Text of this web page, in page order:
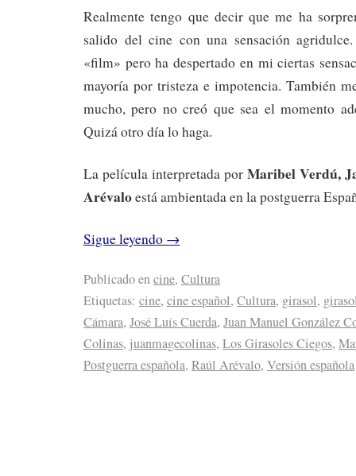
Realmente tengo que decir que me ha
salido del cine con una sensación
«film» pero ha despertado en mi ciertas
mayoría por tristeza e impotencia. También
mucho, pero no creó que sea el momento
Quizá otro día lo haga.
La película interpretada porMaribel Verdú,
Arévaloestá ambientada en la postguerra
Sigue leyendo →
Publicado encine, Cultura
Etiquetas: cine, cine español, Cultura, girasol,
Cámara, José Luís Cuerda, Juan Manuel González
Colinas, juanmagecolinas, Los Girasoles Ciegos,
Postguerra española, Raúl Arévalo, Versión española